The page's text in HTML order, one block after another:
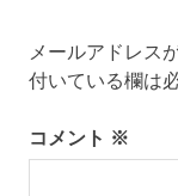
シ
ョ
ン
メールアドレス
付いている欄は
コメント ※